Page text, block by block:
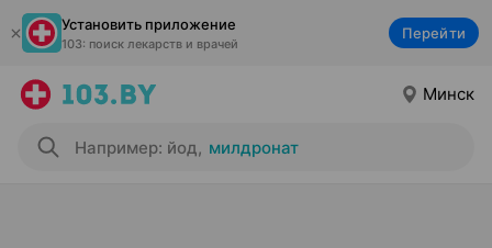
Установить приложение
103: поиск лекарств и врачей
Перейти
Минск
Например: йод, милдронат